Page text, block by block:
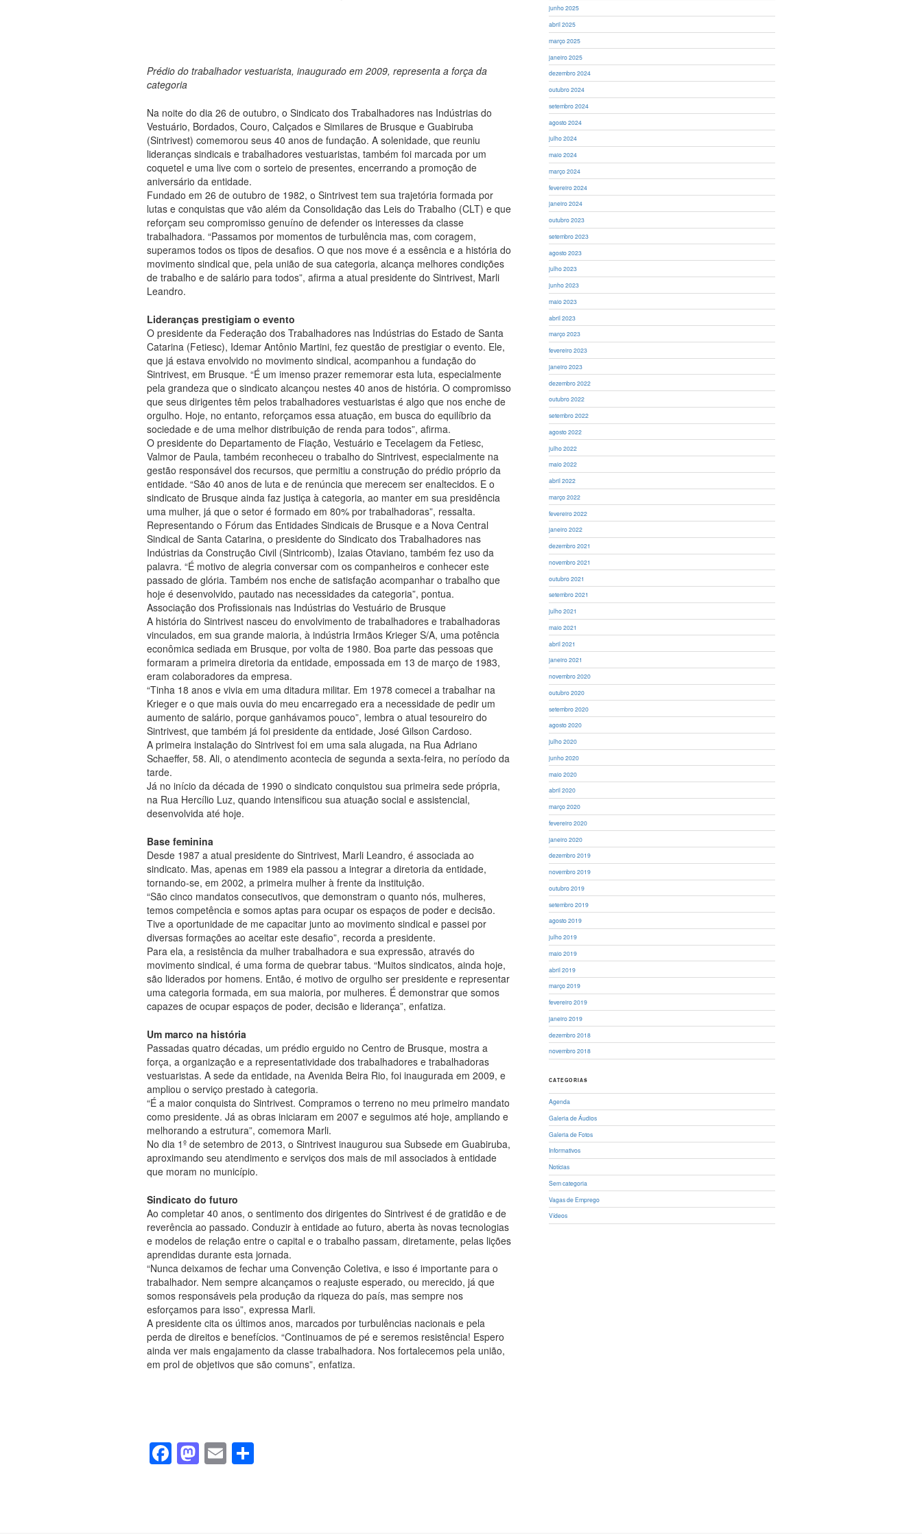
k
Prédio do trabalhador vestuarista, inaugurado em 2009, representa a força da
categoria
Na noite do dia 26 de outubro, o Sindicato dos Trabalhadores nas Indústrias do
Vestuário, Bordados, Couro, Calçados e Similares de Brusque e Guabiruba
(Sintrivest) comemorou seus 40 anos de fundação. A solenidade, que reuniu
lideranças sindicais e trabalhadores vestuaristas, também foi marcada por um
coquetel e uma live com o sorteio de presentes, encerrando a promoção de
aniversário da entidade.
Fundado em 26 de outubro de 1982, o Sintrivest tem sua trajetória formada por
lutas e conquistas que vão além da Consolidação das Leis do Trabalho (CLT) e que
reforçam seu compromisso genuíno de defender os interesses da classe
trabalhadora. “Passamos por momentos de turbulência mas, com coragem,
superamos todos os tipos de desafios. O que nos move é a essência e a história do
movimento sindical que, pela união de sua categoria, alcança melhores condições
de trabalho e de salário para todos”, afirma a atual presidente do Sintrivest, Marli
Leandro.
Lideranças prestigiam o evento
O presidente da Federação dos Trabalhadores nas Indústrias do Estado de Santa
Catarina (Fetiesc), Idemar Antônio Martini, fez questão de prestigiar o evento. Ele,
que já estava envolvido no movimento sindical, acompanhou a fundação do
Sintrivest, em Brusque. “É um imenso prazer rememorar esta luta, especialmente
pela grandeza que o sindicato alcançou nestes 40 anos de história. O compromisso
que seus dirigentes têm pelos trabalhadores vestuaristas é algo que nos enche de
orgulho. Hoje, no entanto, reforçamos essa atuação, em busca do equilíbrio da
sociedade e de uma melhor distribuição de renda para todos”, afirma.
O presidente do Departamento de Fiação, Vestuário e Tecelagem da Fetiesc,
Valmor de Paula, também reconheceu o trabalho do Sintrivest, especialmente na
gestão responsável dos recursos, que permitiu a construção do prédio próprio da
entidade. “São 40 anos de luta e de renúncia que merecem ser enaltecidos. E o
sindicato de Brusque ainda faz justiça à categoria, ao manter em sua presidência
uma mulher, já que o setor é formado em 80% por trabalhadoras”, ressalta.
Representando o Fórum das Entidades Sindicais de Brusque e a Nova Central
Sindical de Santa Catarina, o presidente do Sindicato dos Trabalhadores nas
Indústrias da Construção Civil (Sintricomb), Izaias Otaviano, também fez uso da
palavra. “É motivo de alegria conversar com os companheiros e conhecer este
passado de glória. Também nos enche de satisfação acompanhar o trabalho que
hoje é desenvolvido, pautado nas necessidades da categoria”, pontua.
Associação dos Profissionais nas Indústrias do Vestuário de Brusque
A história do Sintrivest nasceu do envolvimento de trabalhadores e trabalhadoras
vinculados, em sua grande maioria, à indústria Irmãos Krieger S/A, uma potência
econômica sediada em Brusque, por volta de 1980. Boa parte das pessoas que
formaram a primeira diretoria da entidade, empossada em 13 de março de 1983,
eram colaboradores da empresa.
“Tinha 18 anos e vivia em uma ditadura militar. Em 1978 comecei a trabalhar na
Krieger e o que mais ouvia do meu encarregado era a necessidade de pedir um
aumento de salário, porque ganhávamos pouco”, lembra o atual tesoureiro do
Sintrivest, que também já foi presidente da entidade, José Gilson Cardoso.
A primeira instalação do Sintrivest foi em uma sala alugada, na Rua Adriano
Schaeffer, 58. Ali, o atendimento acontecia de segunda a sexta-feira, no período da
tarde.
Já no início da década de 1990 o sindicato conquistou sua primeira sede própria,
na Rua Hercílio Luz, quando intensificou sua atuação social e assistencial,
desenvolvida até hoje.
Base feminina
Desde 1987 a atual presidente do Sintrivest, Marli Leandro, é associada ao
sindicato. Mas, apenas em 1989 ela passou a integrar a diretoria da entidade,
tornando-se, em 2002, a primeira mulher à frente da instituição.
“São cinco mandatos consecutivos, que demonstram o quanto nós, mulheres,
temos competência e somos aptas para ocupar os espaços de poder e decisão.
Tive a oportunidade de me capacitar junto ao movimento sindical e passei por
diversas formações ao aceitar este desafio”, recorda a presidente.
Para ela, a resistência da mulher trabalhadora e sua expressão, através do
movimento sindical, é uma forma de quebrar tabus. “Muitos sindicatos, ainda hoje,
são liderados por homens. Então, é motivo de orgulho ser presidente e representar
uma categoria formada, em sua maioria, por mulheres. É demonstrar que somos
capazes de ocupar espaços de poder, decisão e liderança”, enfatiza.
Um marco na história
Passadas quatro décadas, um prédio erguido no Centro de Brusque, mostra a
força, a organização e a representatividade dos trabalhadores e trabalhadoras
vestuaristas. A sede da entidade, na Avenida Beira Rio, foi inaugurada em 2009, e
ampliou o serviço prestado à categoria.
“É a maior conquista do Sintrivest. Compramos o terreno no meu primeiro mandato
como presidente. Já as obras iniciaram em 2007 e seguimos até hoje, ampliando e
melhorando a estrutura”, comemora Marli.
No dia 1º de setembro de 2013, o Sintrivest inaugurou sua Subsede em Guabiruba,
aproximando seu atendimento e serviços dos mais de mil associados à entidade
que moram no município.
Sindicato do futuro
Ao completar 40 anos, o sentimento dos dirigentes do Sintrivest é de gratidão e de
reverência ao passado. Conduzir à entidade ao futuro, aberta às novas tecnologias
e modelos de relação entre o capital e o trabalho passam, diretamente, pelas lições
aprendidas durante esta jornada.
“Nunca deixamos de fechar uma Convenção Coletiva, e isso é importante para o
trabalhador. Nem sempre alcançamos o reajuste esperado, ou merecido, já que
somos responsáveis pela produção da riqueza do país, mas sempre nos
esforçamos para isso”, expressa Marli.
A presidente cita os últimos anos, marcados por turbulências nacionais e pela
perda de direitos e benefícios. “Continuamos de pé e seremos resistência! Espero
ainda ver mais engajamento da classe trabalhadora. Nos fortalecemos pela união,
em prol de objetivos que são comuns”, enfatiza.
F
a
M
a
E
m
junho 2025
abril 2025
março 2025
janeiro 2025
dezembro 2024
outubro 2024
setembro 2024
agosto 2024
julho 2024
maio 2024
março 2024
fevereiro 2024
janeiro 2024
outubro 2023
setembro 2023
agosto 2023
julho 2023
junho 2023
maio 2023
abril 2023
março 2023
fevereiro 2023
janeiro 2023
dezembro 2022
outubro 2022
setembro 2022
agosto 2022
julho 2022
maio 2022
abril 2022
março 2022
fevereiro 2022
janeiro 2022
dezembro 2021
novembro 2021
outubro 2021
setembro 2021
julho 2021
maio 2021
abril 2021
janeiro 2021
novembro 2020
outubro 2020
setembro 2020
agosto 2020
julho 2020
junho 2020
maio 2020
abril 2020
março 2020
fevereiro 2020
janeiro 2020
dezembro 2019
novembro 2019
outubro 2019
setembro 2019
agosto 2019
julho 2019
maio 2019
abril 2019
março 2019
fevereiro 2019
janeiro 2019
dezembro 2018
novembro 2018
CATEGORIAS
Agenda
Galeria de Áudios
Galeria de Fotos
Informativos
Notícias
Sem categoria
Vagas de Emprego
Vídeos